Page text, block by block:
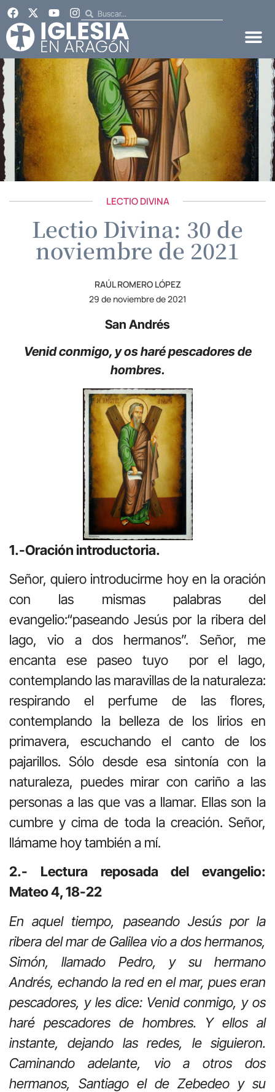
LECTIO DIVINA
Lectio Divina: 30 de
noviembre de 2021
RAÚL ROMERO LÓPEZ
29 de noviembre de 2021
San Andrés
Venid conmigo, y os haré pescadores de
hombres.
1.-Oración introductoria.
Señor, quiero introducirme hoy en la oración
con las mismas palabras del
evangelio:“paseando Jesús por la ribera del
lago, vio a dos hermanos”. Señor, me
encanta ese paseo tuyo por el lago,
contemplando las maravillas de la naturaleza:
respirando el perfume de las flores,
contemplando la belleza de los lirios en
primavera, escuchando el canto de los
pajarillos. Sólo desde esa sintonía con la
naturaleza, puedes mirar con cariño a las
personas a las que vas a llamar. Ellas son la
cumbre y cima de toda la creación. Señor,
llámame hoy también a mí.
2.- Lectura reposada del evangelio:
Mateo 4, 18-22
En aquel tiempo, paseando Jesús por la
ribera del mar de Galilea vio a dos hermanos,
Simón, llamado Pedro, y su hermano
Andrés, echando la red en el mar, pues eran
pescadores, y les dice: Venid conmigo, y os
haré pescadores de hombres. Y ellos al
instante, dejando las redes, le siguieron.
Caminando adelante, vio a otros dos
hermanos, Santiago el de Zebedeo y su